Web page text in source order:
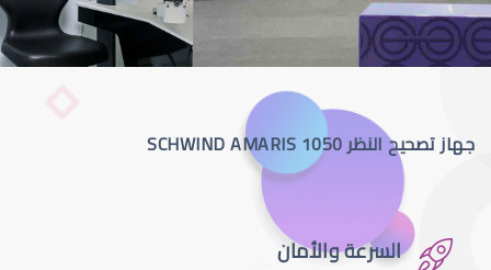
جهاز تصحيح النظر SCHWIND AMARIS 1050
السرعة والأمان